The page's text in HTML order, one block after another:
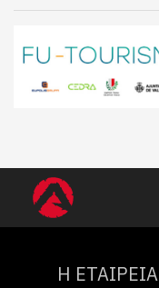
Η ΕΤΑΙΡΕΙΑ